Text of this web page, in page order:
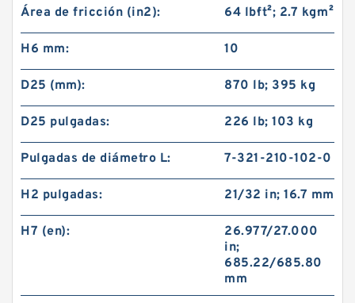
Área de fricción (in2): 64 lb·ft²; 2.7 kg·m²
H6 mm: 10
D25 (mm): 870 lb; 395 kg
D25 pulgadas: 226 lb; 103 kg
Pulgadas de diámetro L: 7-321-210-102-0
H2 pulgadas: 21/32 in; 16.7 mm
H7 (en):
26.977/27.000
in;
685.22/685.80
mm